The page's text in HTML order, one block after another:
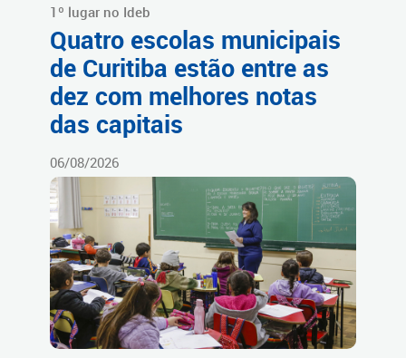
1º lugar no Ideb
Quatro escolas municipais
de Curitiba estão entre as
dez com melhores notas
das capitais
06/08/2026